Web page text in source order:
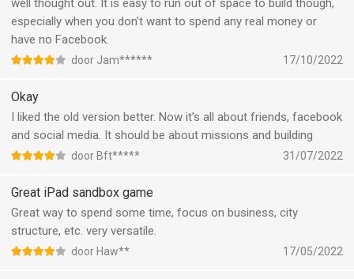
well thought out. It is easy to run out of space to build though,
especially when you don’t want to spend any real money or
have no Facebook.
door Jam****** 17/10/2022
Okay
I liked the old version better. Now it’s all about friends, facebook
and social media. It should be about missions and building
door Bft***** 31/07/2022
Great iPad sandbox game
Great way to spend some time, focus on business, city
structure, etc. very versatile.
door Haw** 17/05/2022